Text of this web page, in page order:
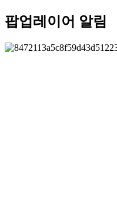
팝업레이어 알림